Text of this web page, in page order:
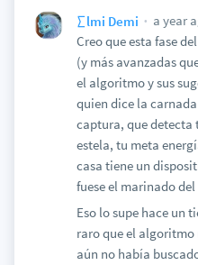
∑lmi Demi
a year
Creo que esta fase
(y más avanzadas
el algoritmo y sus
quien dice la carnada
captura, que detecta
estela, tu meta
casa tiene un
fuese el marinado
Eso lo supe hace un
raro que el algoritmo
aún no había